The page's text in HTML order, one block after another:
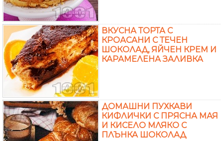
ВКУСНА ТОРТА С
КРОАСАНИ С ТЕЧЕН
ШОКОЛАД, ЯЙЧЕН КРЕМ И
КАРАМЕЛЕНА ЗАЛИВКА
ДОМАШНИ ПУХКАВИ
КИФЛИЧКИ С ПРЯСНА МАЯ
И КИСЕЛО МЛЯКО С
ПЛЪНКА ШОКОЛАД